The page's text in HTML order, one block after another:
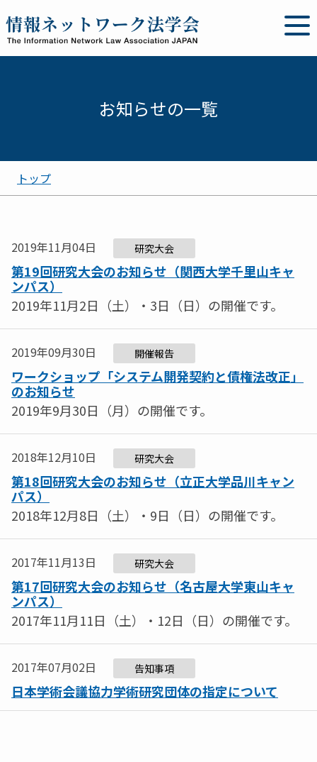
お知らせの一覧
トップ
2019年11月04日 研究大会
第19回研究大会のお知らせ（関西大学千里山キャ
ンパス）
2019年11月2日（土）・3日（日）の開催です。
2019年09月30日 開催報告
ワークショップ「システム開発契約と債権法改正」
のお知らせ
2019年9月30日（月）の開催です。
2018年12月10日 研究大会
第18回研究大会のお知らせ（立正大学品川キャン
パス）
2018年12月8日（土）・9日（日）の開催です。
2017年11月13日 研究大会
第17回研究大会のお知らせ（名古屋大学東山キャ
ンパス）
2017年11月11日（土）・12日（日）の開催です。
2017年07月02日 告知事項
日本学術会議協力学術研究団体の指定について